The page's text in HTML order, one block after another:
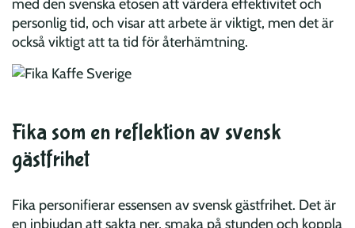
med den svenska etosen att värdera effektivitet och
personlig tid, och visar att arbete är viktigt, men det är
också viktigt att ta tid för återhämtning.
Fika som en reflektion av svensk
gästfrihet
Fika personifierar essensen av svensk gästfrihet. Det är
en inbjudan att sakta ner, smaka på stunden och koppla